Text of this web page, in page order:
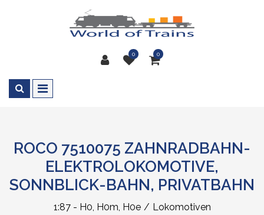
0 0
ROCO 7510075 ZAHNRADBAHN-
ELEKTROLOKOMOTIVE,
SONNBLICK-BAHN, PRIVATBAHN
1:87 - H0, H0m, H0e
Lokomotiven